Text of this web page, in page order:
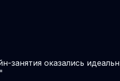
занятия оказались
"